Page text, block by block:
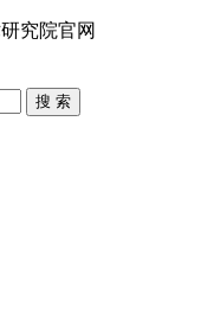
究院官网
搜 索